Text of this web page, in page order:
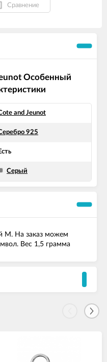
Сравнение
Особенный
and Jeunot
925
Серый
М. На заказ можем
Вес 1,5 грамма